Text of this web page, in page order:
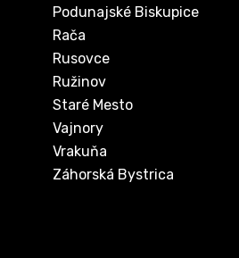
Podunajské Biskupice
Rača
Rusovce
Ružinov
Staré Mesto
Vajnory
Vrakuňa
Záhorská Bystrica